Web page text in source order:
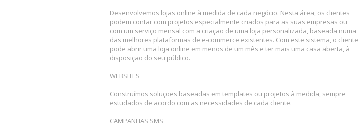
Desenvolvemos lojas online à medida de cada negócio. Nesta área, os clientes
podem contar com projetos especialmente criados para as suas empresas ou
com um serviço mensal com a criação de uma loja personalizada, baseada numa
das melhores plataformas de e-commerce existentes. Com este sistema, o cliente
pode abrir uma loja online em menos de um mês e ter mais uma casa aberta, à
disposição do seu público.
WEBSITES
Construímos soluções baseadas em templates ou projetos à medida, sempre
estudados de acordo com as necessidades de cada cliente.
CAMPANHAS SMS